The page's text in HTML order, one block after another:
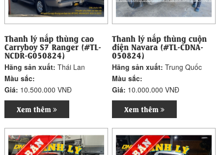
Thanh lý nắp thùng cao
Carryboy S7 Ranger (#TL-
NCDR-G050824)
Hãng sản xuất:Thái Lan
Màu sắc:
Giá: 10.500.000 VNĐ
Xem thêm
Thanh lý nắp thùng cuộn
điện Navara (#TL-CDNA-
050824)
Hãng sản xuất:Trung Quốc
Màu sắc:
Giá: 10.000.000 VNĐ
Xem thêm